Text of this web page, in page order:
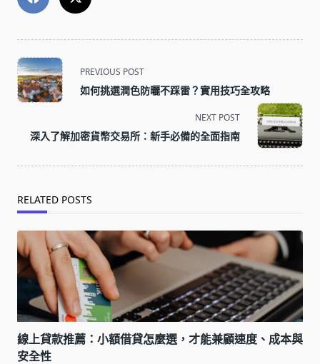
<span
class="nav-
subtitle
reader-
PREVIOUS POST
如何挑選潤色防曬不踩雷？實用技巧全攻略
NEXT POST
深入了解加密貨幣交易所：新手必備的全面指南
RELATED POSTS
線上貸款推薦：小額借貸怎麼選，才能兼顧速度、成本與
安全性